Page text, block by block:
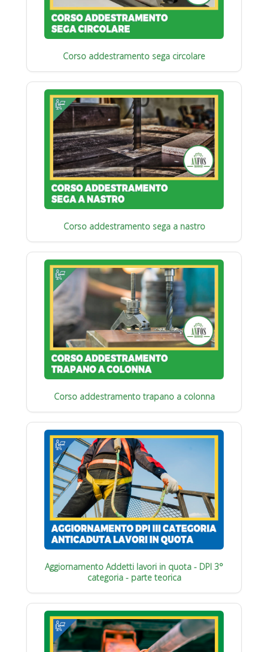
Corso addestramento sega circolare
Corso addestramento sega a nastro
Corso addestramento trapano a colonna
Aggiornamento Addetti lavori in quota - DPI 3°
categoria - parte teorica